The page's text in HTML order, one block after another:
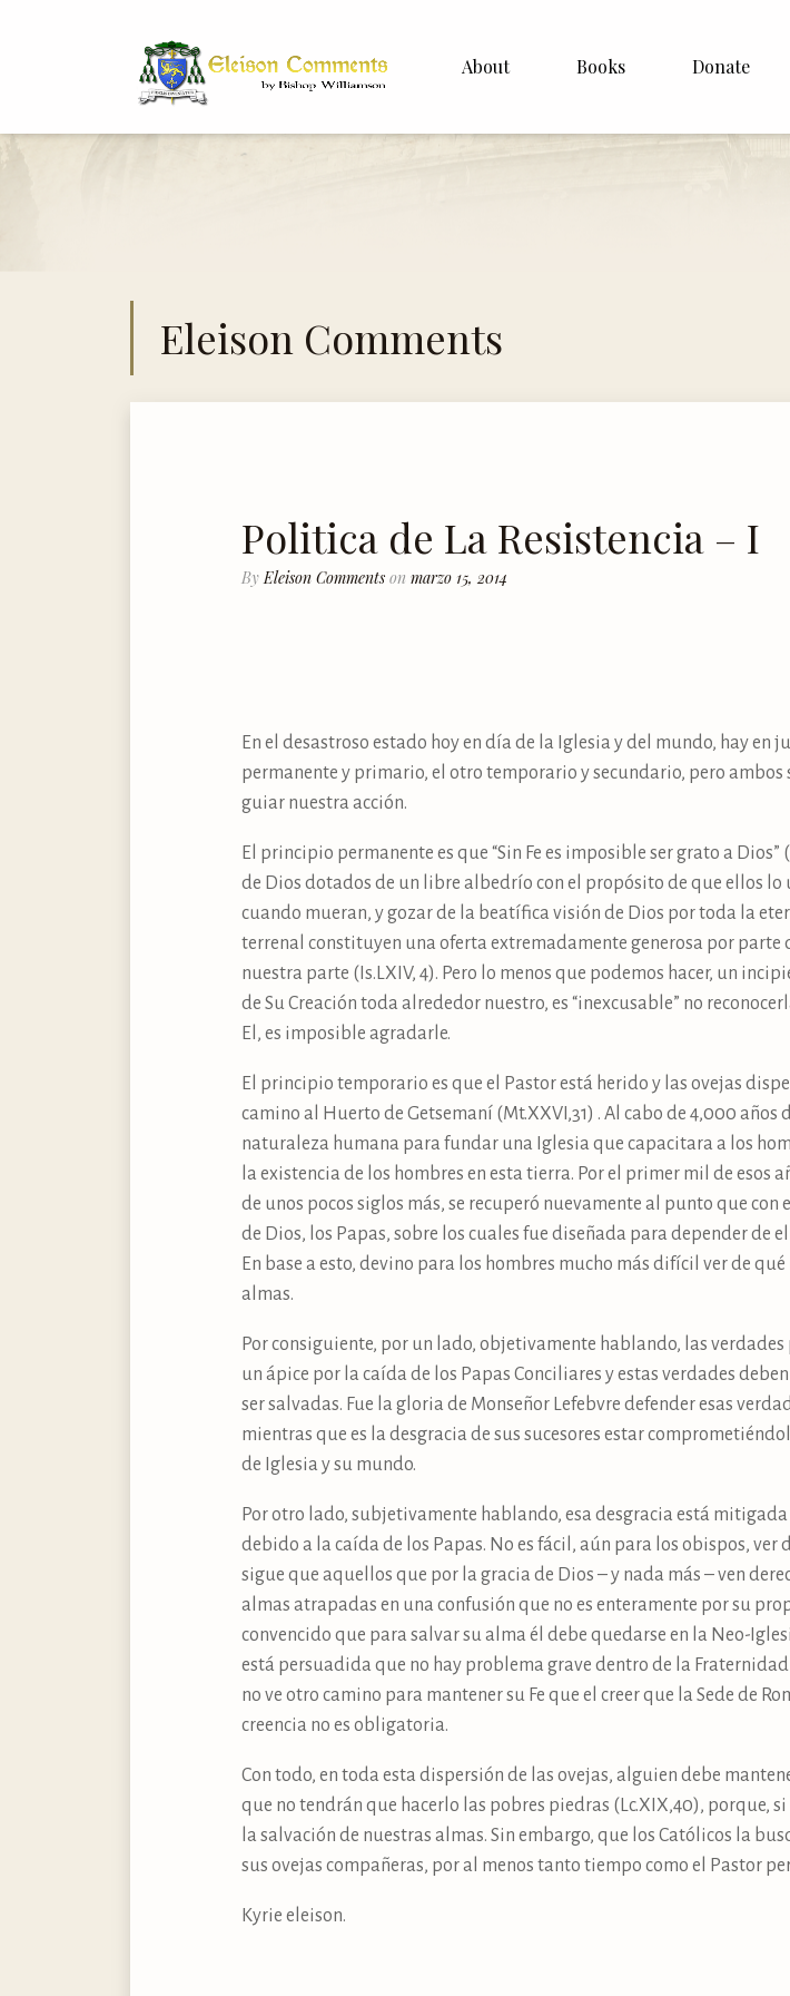
About Books Donate
Eleison Comments
Politica de La Resistencia – I
By Eleison Comments on marzo 15, 2014
En el desastroso estado hoy en día de la Iglesia y del mundo, hay en
permanente y primario, el otro temporario y secundario, pero ambos
guiar nuestra acción.
El principio permanente es que “Sin Fe es imposible ser grato a
de Dios dotados de un libre albedrío con el propósito de que ellos lo
cuando mueran, y gozar de la beatífica visión de Dios por toda la
terrenal constituyen una oferta extremadamente generosa por parte
nuestra parte (Is.LXIV, 4). Pero lo menos que podemos hacer, un
de Su Creación toda alrededor nuestro, es “inexcusable” no
El, es imposible agradarle.
El principio temporario es que el Pastor está herido y las ovejas
camino al Huerto de Getsemaní (Mt.XXVI,31) . Al cabo de 4,000
naturaleza humana para fundar una Iglesia que capacitara a los
la existencia de los hombres en esta tierra. Por el primer mil de
de unos pocos siglos más, se recuperó nuevamente al punto que
de Dios, los Papas, sobre los cuales fue diseñada para depender de
En base a esto, devino para los hombres mucho más difícil ver de
almas.
Por consiguiente, por un lado, objetivamente hablando, las
un ápice por la caída de los Papas Conciliares y estas verdades
ser salvadas. Fue la gloria de Monseñor Lefebvre defender esas
mientras que es la desgracia de sus sucesores estar
de Iglesia y su mundo.
Por otro lado, subjetivamente hablando, esa desgracia está
debido a la caída de los Papas. No es fácil, aún para los obispos, ver
sigue que aquellos que por la gracia de Dios – y nada más – ven
almas atrapadas en una confusión que no es enteramente por su
convencido que para salvar su alma él debe quedarse en la Neo-
está persuadida que no hay problema grave dentro de la
no ve otro camino para mantener su Fe que el creer que la Sede de
creencia no es obligatoria.
Con todo, en toda esta dispersión de las ovejas, alguien debe
que no tendrán que hacerlo las pobres piedras (Lc.XIX,40), porque,
la salvación de nuestras almas. Sin embargo, que los Católicos la
sus ovejas compañeras, por al menos tanto tiempo como el Pastor
Kyrie eleison.